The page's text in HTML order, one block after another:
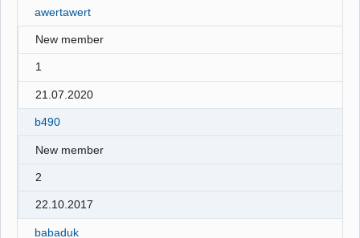
awertawert
New member
1
21.07.2020
b490
New member
2
22.10.2017
babaduk